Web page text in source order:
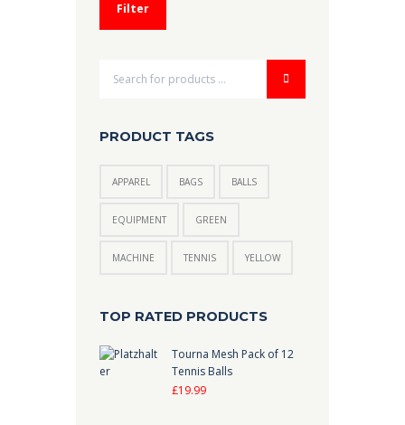
Filter
PRODUCT TAGS
APPAREL BAGS BALLS
EQUIPMENT GREEN
MACHINE TENNIS YELLOW
TOP RATED PRODUCTS
Tourna Mesh Pack of 12
Tennis Balls
£19.99